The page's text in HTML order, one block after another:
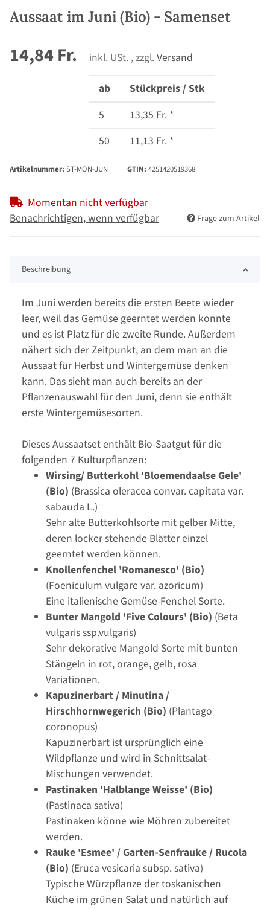
Aussaat im Juni (Bio) - Samenset
14,84 Fr. inkl. USt. , zzgl. Versand
ab
Stückpreis / Stk
5
13,35 Fr. *
50
11,13 Fr. *
Artikelnummer: ST-MON-JUN GTIN: 4251420519368
Momentan nicht verfügbar
Benachrichtigen, wenn verfügbar
Frage zum Artikel
Beschreibung
Im Juni werden bereits die ersten Beete wieder
leer, weil das Gemüse geerntet werden konnte
und es ist Platz für die zweite Runde. Außerdem
nähert sich der Zeitpunkt, an dem man an die
Aussaat für Herbst und Wintergemüse denken
kann. Das sieht man auch bereits an der
Pflanzenauswahl für den Juni, denn sie enthält
erste Wintergemüsesorten.
Dieses Aussaatset enthält Bio-Saatgut für die
folgenden 7 Kulturpflanzen:
Wirsing/ Butterkohl 'Bloemendaalse Gele'
(Bio) (Brassica oleracea convar. capitata var.
sabauda L.)
Sehr alte Butterkohlsorte mit gelber Mitte,
deren locker stehende Blätter einzel
geerntet werden können.
Knollenfenchel 'Romanesco' (Bio)
(Foeniculum vulgare var. azoricum)
Eine italienische Gemüse-Fenchel Sorte.
Bunter Mangold 'Five Colours' (Bio) (Beta
vulgaris ssp.vulgaris)
Sehr dekorative Mangold Sorte mit bunten
Stängeln in rot, orange, gelb, rosa
Variationen.
Kapuzinerbart / Minutina /
Hirschhornwegerich (Bio) (Plantago
coronopus)
Kapuzinerbart ist ursprünglich eine
Wildpflanze und wird in Schnittsalat-
Mischungen verwendet.
Pastinaken 'Halblange Weisse' (Bio)
(Pastinaca sativa)
Pastinaken könne wie Möhren zubereitet
werden.
Rauke 'Esmee' / Garten-Senfrauke / Rucola
(Bio) (Eruca vesicaria subsp. sativa)
Typische Würzpflanze der toskanischen
Küche im grünen Salat und natürlich auf